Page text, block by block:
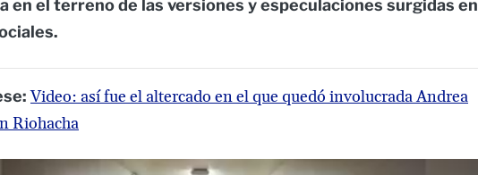
en el terreno de las versiones y especulaciones surgidas en
Video: así fue el altercado en el que quedó involucrada Andrea
Riohacha